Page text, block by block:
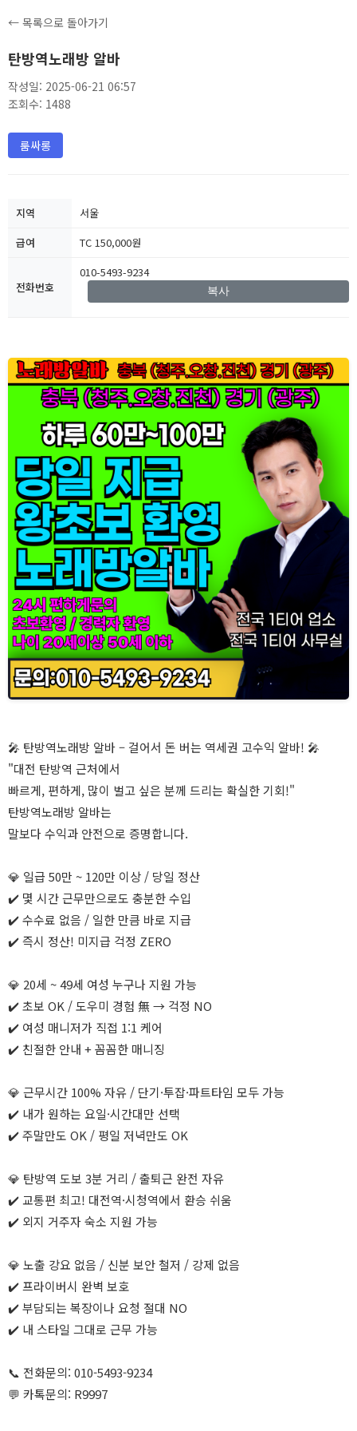
← 목록으로 돌아가기
탄방역노래방 알바
작성일: 2025-06-21 06:57
조회수: 1488
룸싸롱
지역
서울
급여
TC 150,000원
전화번호
010-5493-9234
복사
🎤 탄방역노래방 알바 – 걸어서 돈 버는 역세권 고수익 알바! 🎤
"대전 탄방역 근처에서
빠르게, 편하게, 많이 벌고 싶은 분께 드리는 확실한 기회!"
탄방역노래방 알바는
말보다 수익과 안전으로 증명합니다.
💎 일급 50만 ~ 120만 이상 / 당일 정산
✔️ 몇 시간 근무만으로도 충분한 수입
✔️ 수수료 없음 / 일한 만큼 바로 지급
✔️ 즉시 정산! 미지급 걱정 ZERO
💎 20세 ~ 49세 여성 누구나 지원 가능
✔️ 초보 OK / 도우미 경험 無 → 걱정 NO
✔️ 여성 매니저가 직접 1:1 케어
✔️ 친절한 안내 + 꼼꼼한 매니징
💎 근무시간 100% 자유 / 단기·투잡·파트타임 모두 가능
✔️ 내가 원하는 요일·시간대만 선택
✔️ 주말만도 OK / 평일 저녁만도 OK
💎 탄방역 도보 3분 거리 / 출퇴근 완전 자유
✔️ 교통편 최고! 대전역·시청역에서 환승 쉬움
✔️ 외지 거주자 숙소 지원 가능
💎 노출 강요 없음 / 신분 보안 철저 / 강제 없음
✔️ 프라이버시 완벽 보호
✔️ 부담되는 복장이나 요청 절대 NO
✔️ 내 스타일 그대로 근무 가능
📞 전화문의: 010-5493-9234
💬 카톡문의: R9997